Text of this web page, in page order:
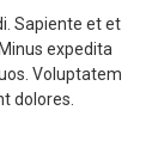
Sapiente et et
expedita
Voluptatem
dolores.